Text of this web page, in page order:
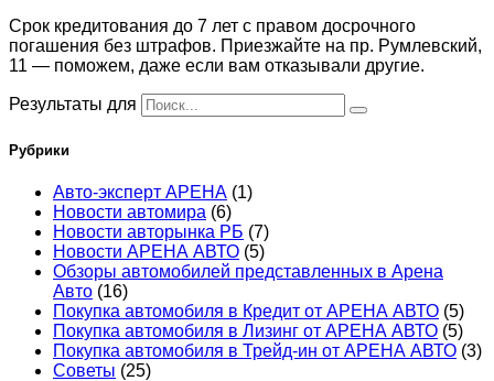
Срок кредитования до 7 лет с правом досрочного
погашения без штрафов. Приезжайте на пр. Румлевский,
11 — поможем, даже если вам отказывали другие.
Результаты для
Рубрики
Авто-эксперт АРЕНА (1)
Новости автомира (6)
Новости авторынка РБ (7)
Новости АРЕНА АВТО (5)
Обзоры автомобилей представленных в Арена
Авто (16)
Покупка автомобиля в Кредит от АРЕНА АВТО (5)
Покупка автомобиля в Лизинг от АРЕНА АВТО (5)
Покупка автомобиля в Трейд-ин от АРЕНА АВТО (3)
Советы (25)